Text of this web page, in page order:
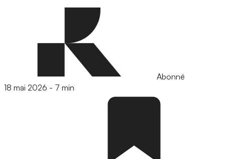
Abonné
18 mai 2026 - 7 min